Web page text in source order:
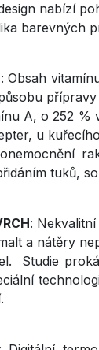
nabízí
barevných
: Obsah
A, o 252
u
tuků,
:
a nátěry
Studie